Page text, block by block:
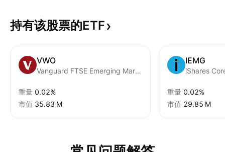
持有该股票的ETF
VWO
Vanguard FTSE Emerging Markets ETF
重量 0.02%
市值 ‪35.83 M‬
IEMG
重量 0.02%
市值 ‪29.85 M‬